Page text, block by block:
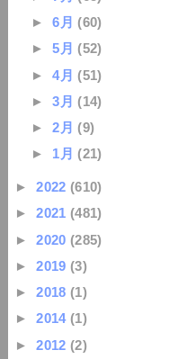
►6月 (60)
►5月 (52)
►4月 (51)
►3月 (14)
►2月 (9)
► 1月 (21)
►2022 (610)
►2021 (481)
►2020 (285)
►2019 (3)
►2018 (1)
►2014 (1)
►2012 (2)